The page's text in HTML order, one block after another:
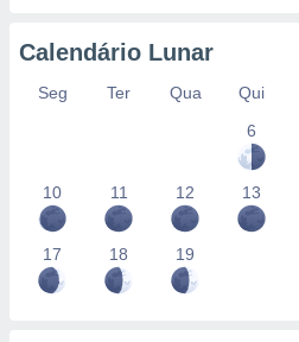
Calendário Lunar
Seg Ter Qua Qui
6
10 11 12 13
17 18 19